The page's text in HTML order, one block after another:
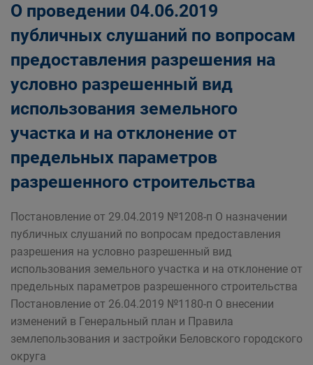
О проведении 04.06.2019
публичных слушаний по вопросам
предоставления разрешения на
условно разрешенный вид
использования земельного
участка и на отклонение от
предельных параметров
разрешенного строительства
Постановление от 29.04.2019 №1208-п О назначении
публичных слушаний по вопросам предоставления
разрешения на условно разрешенный вид
использования земельного участка и на отклонение от
предельных параметров разрешенного строительства
Постановление от 26.04.2019 №1180-п О внесении
изменений в Генеральный план и Правила
землепользования и застройки Беловского городского
округа